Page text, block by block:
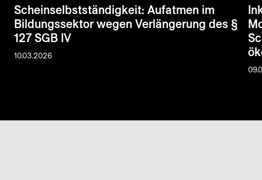
Scheinselbstständigkeit: Aufatmen im
Bildungssektor wegen Verlängerung des §
127 SGB IV
10.03.2026